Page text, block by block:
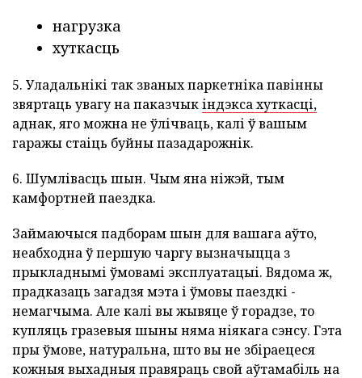
нагрузка
хуткасць
5. Уладальнікі так званых паркетніка павінны
звяртаць увагу на паказчыкіндэкса хуткасці,
аднак, яго можна не ўлічваць, калі ў вашым
гаражы стаіць буйны пазадарожнік.
6. Шумлівасць шын. Чым яна ніжэй, тым
камфортней паездка.
Займаючыся падборам шын для вашага аўто,
неабходна ў першую чаргу вызначыцца з
прыкладнымі ўмовамі эксплуатацыі. Вядома ж,
прадказаць загадзя мэта і ўмовы паездкі -
немагчыма. Але калі вы жывяце ў горадзе, то
купляць гразевыя шыны няма ніякага сэнсу. Гэта
пры ўмове, натуральна, што вы не збіраецеся
кожныя выхадныя правяраць свой аўтамабіль на